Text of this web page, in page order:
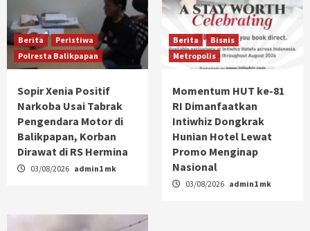
Berita
Peristiwa
Polresta Balikpapan
Sopir Xenia Positif
Narkoba Usai Tabrak
Pengendara Motor di
Balikpapan, Korban
Dirawat di RS Hermina
03/08/2026 admin1 mk
Berita
Bisnis
Metropolis
Momentum HUT ke-81
RI Dimanfaatkan
Intiwhiz Dongkrak
Hunian Hotel Lewat
Promo Menginap
Nasional
03/08/2026 admin1 mk